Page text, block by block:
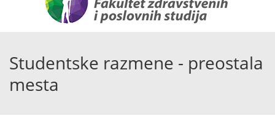
Studentske razmene - preostala
mesta